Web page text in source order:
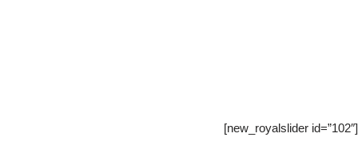
[new_royalslider id=”102″]